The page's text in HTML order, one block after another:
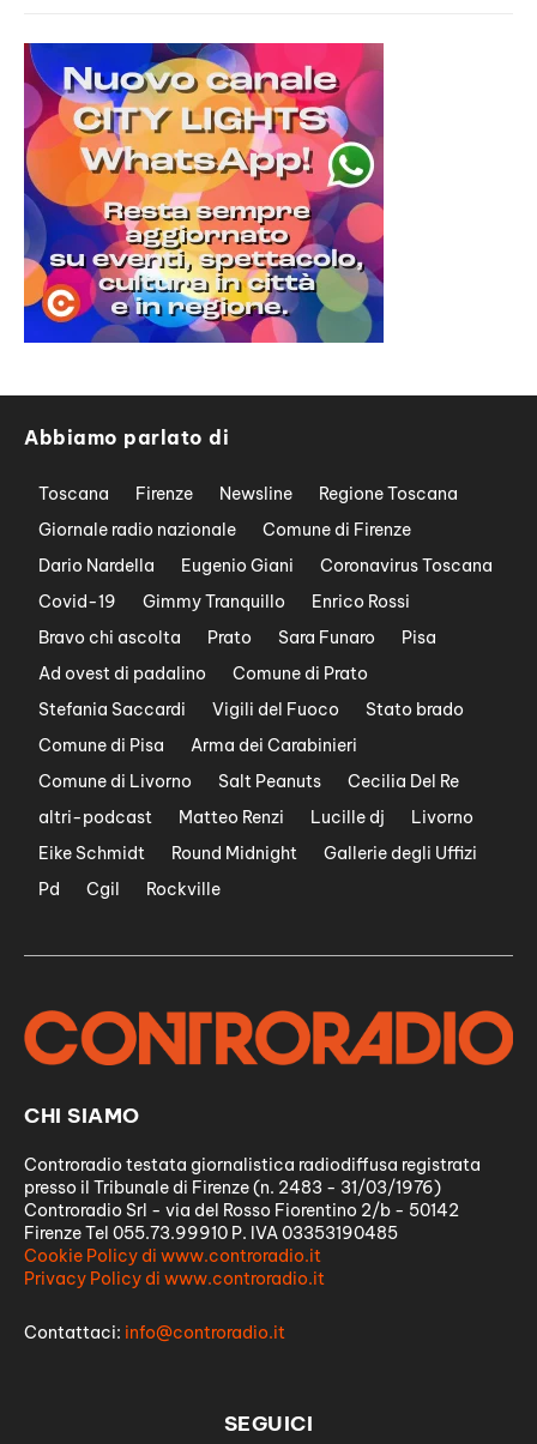
Abbiamo parlato di
Toscana Firenze Newsline
Regione Toscana
Giornale radio nazionale
Comune di Firenze
Dario Nardella
Eugenio Giani
Coronavirus Toscana
Covid-19
Gimmy Tranquillo
Enrico Rossi
Bravo chi ascolta
Prato Sara Funaro
Pisa
Ad ovest di padalino
Comune di Prato
Stefania Saccardi
Vigili del Fuoco
Stato brado
Comune di Pisa
Arma dei Carabinieri
Comune di Livorno
Salt Peanuts
Cecilia Del Re
altri-podcast
Matteo Renzi Lucille dj
Livorno
Eike Schmidt
Round Midnight
Gallerie degli Uffizi
Pd
Cgil Rockville
CHI SIAMO
Controradio testata giornalistica radiodiffusa registrata
presso il Tribunale di Firenze (n. 2483 - 31/03/1976)
Controradio Srl - via del Rosso Fiorentino 2/b - 50142
Firenze Tel 055.73.99910 P. IVA 03353190485
Cookie Policy di www.controradio.it
Privacy Policy di www.controradio.it
Contattaci: info@controradio.it
SEGUICI